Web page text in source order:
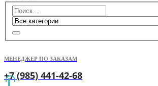
МЕНЕДЖЕР ПО ЗАКАЗАМ
+7 (985) 441-42-68